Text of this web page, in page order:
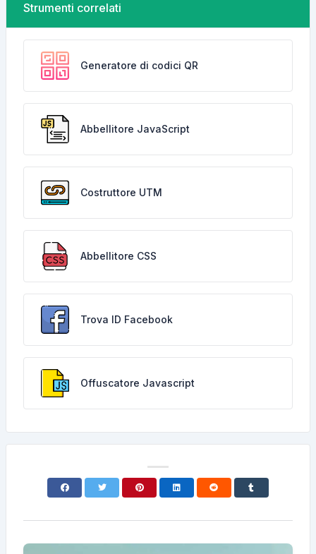
Strumenti correlati
Generatore di codici QR
Abbellitore JavaScript
Costruttore UTM
Abbellitore CSS
Trova ID Facebook
Offuscatore Javascript